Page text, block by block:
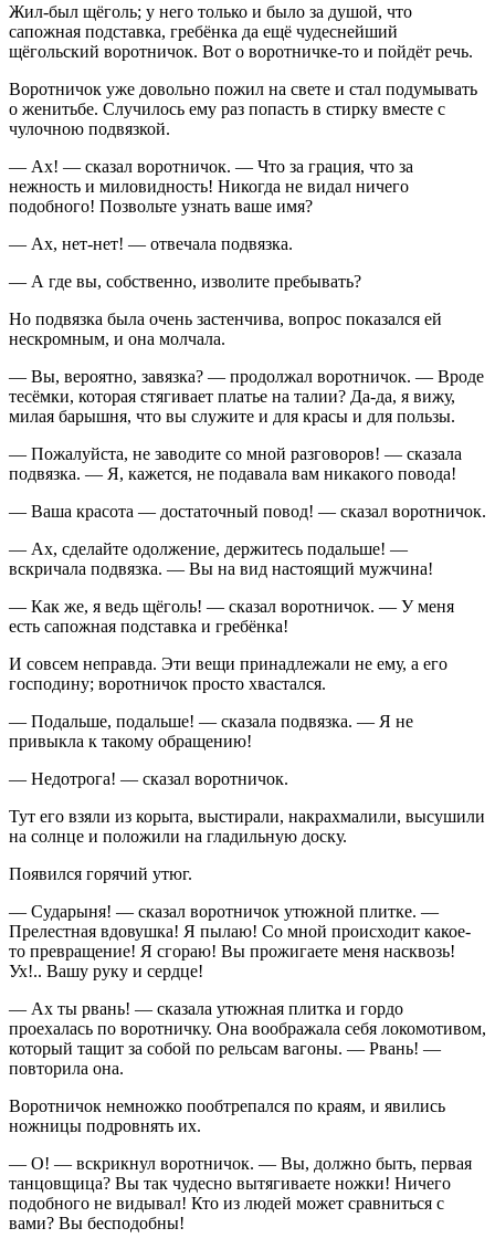
Жил-был щёголь; у него только и было за душой, что
сапожная подставка, гребёнка да ещё чудеснейший
щёгольский воротничок. Вот о воротничке-то и пойдёт речь.
Воротничок уже довольно пожил на свете и стал подумывать
о женитьбе. Случилось ему раз попасть в стирку вместе с
чулочною подвязкой.
— Ах! — сказал воротничок. — Что за грация, что за
нежность и миловидность! Никогда не видал ничего
подобного! Позвольте узнать ваше имя?
— Ах, нет-нет! — отвечала подвязка.
— А где вы, собственно, изволите пребывать?
Но подвязка была очень застенчива, вопрос показался ей
нескромным, и она молчала.
— Вы, вероятно, завязка? — продолжал воротничок. — Вроде
тесёмки, которая стягивает платье на талии? Да-да, я вижу,
милая барышня, что вы служите и для красы и для пользы.
— Пожалуйста, не заводите со мной разговоров! — сказала
подвязка. — Я, кажется, не подавала вам никакого повода!
— Ваша красота — достаточный повод! — сказал воротничок.
— Ах, сделайте одолжение, держитесь подальше! —
вскричала подвязка. — Вы на вид настоящий мужчина!
— Как же, я ведь щёголь! — сказал воротничок. — У меня
есть сапожная подставка и гребёнка!
И совсем неправда. Эти вещи принадлежали не ему, а его
господину; воротничок просто хвастался.
— Подальше, подальше! — сказала подвязка. — Я не
привыкла к такому обращению!
— Недотрога! — сказал воротничок.
Тут его взяли из корыта, выстирали, накрахмалили, высушили
на солнце и положили на гладильную доску.
Появился горячий утюг.
— Сударыня! — сказал воротничок утюжной плитке. —
Прелестная вдовушка! Я пылаю! Со мной происходит какое-
то превращение! Я сгораю! Вы прожигаете меня насквозь!
Ух!.. Вашу руку и сердце!
— Ах ты рвань! — сказала утюжная плитка и гордо
проехалась по воротничку. Она воображала себя локомотивом,
который тащит за собой по рельсам вагоны. — Рвань! —
повторила она.
Воротничок немножко пообтрепался по краям, и явились
ножницы подровнять их.
— О! — вскрикнул воротничок. — Вы, должно быть, первая
танцовщица? Вы так чудесно вытягиваете ножки! Ничего
подобного не видывал! Кто из людей может сравниться с
вами? Вы бесподобны!